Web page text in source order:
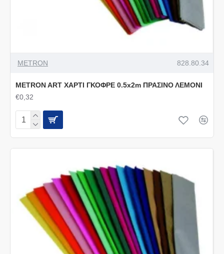
METRON 828.80.34
METRON ART ΧΑΡΤΙ ΓΚΟΦΡΕ 0.5x2m ΠΡΑΣΙΝΟ ΛΕΜΟΝΙ
€0,32